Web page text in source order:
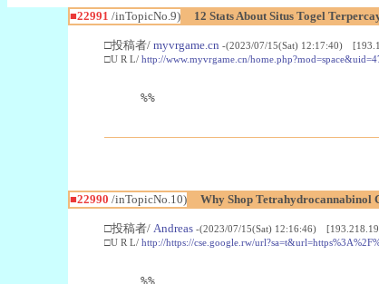
■22991 /inTopicNo.9) 12 Stats About Situs Togel
□投稿者/ myvrgame.cn -(2023/07/15(Sat) 12:17:40)
□U R L/ http://www.myvrgame.cn/
%%
■22990 /inTopicNo.10) Why Shop Tetrahydrocannabinol
□投稿者/ Andreas -(2023/07/15(Sat) 12:16:46)
□U R L/ http://https://cse.google.rw/
%%